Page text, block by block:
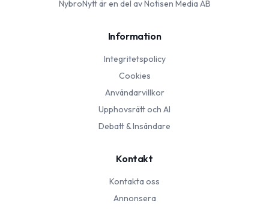
NybroNyttär en del av Notisen Media AB
Information
Integritetspolicy
Cookies
Användarvillkor
Upphovsrätt och AI
Debatt & Insändare
Kontakt
Kontakta oss
Annonsera